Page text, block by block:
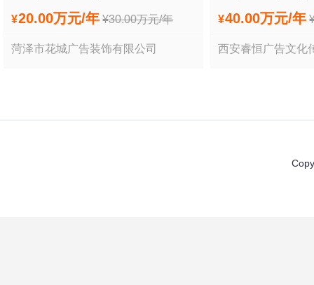
¥20.00万元/年 ¥30.00万元/年
菏泽市花城广告装饰有限公司
¥40.00万元/年
西安睿恒广告文化